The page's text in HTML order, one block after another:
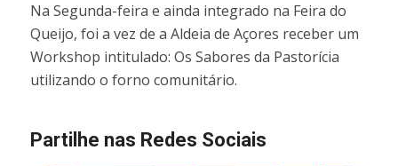
Na Segunda-feira e ainda integrado na Feira do
Queijo, foi a vez de a Aldeia de Açores receber um
Workshop intitulado: Os Sabores da Pastorícia
utilizando o forno comunitário.
Partilhe nas Redes Sociais